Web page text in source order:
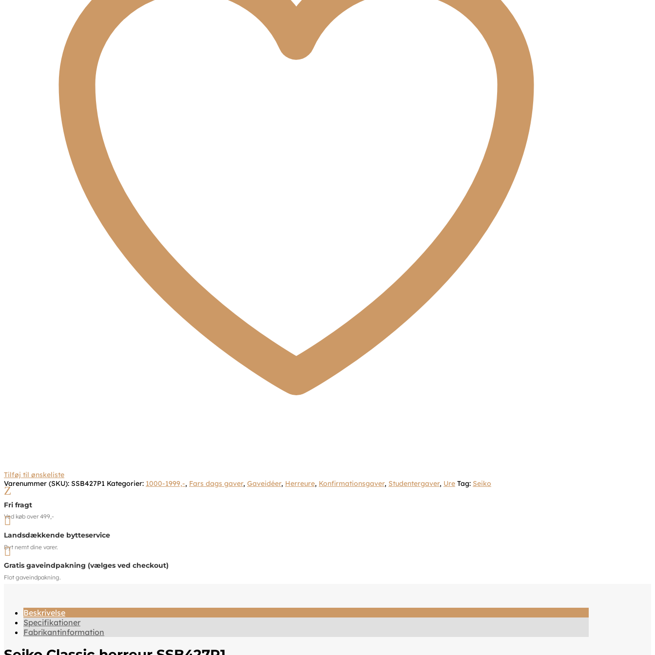
Tilføj til ønskeliste
Varenummer (SKU): SSB427P1 Kategorier: 1000-1999,-, Fars dags gaver, Gaveidéer, Herreure, Konfirmationsgaver, Studentergaver, Ure Tag: Seiko
Z
Fri fragt
Ved køb over 499,-

Landsdækkende bytteservice
Byt nemt dine varer.

Gratis gaveindpakning (vælges ved checkout)
Flot gaveindpakning.
Beskrivelse
Specifikationer
Fabrikantinformation